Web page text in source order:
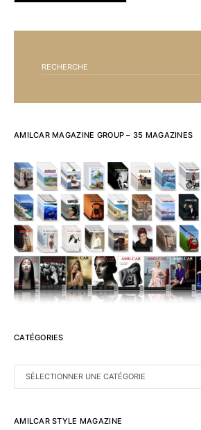
AMILCAR MAGAZINE GROUP – 35 MAGAZINES
CATÉGORIES
CATÉGORIES
AMILCAR STYLE MAGAZINE